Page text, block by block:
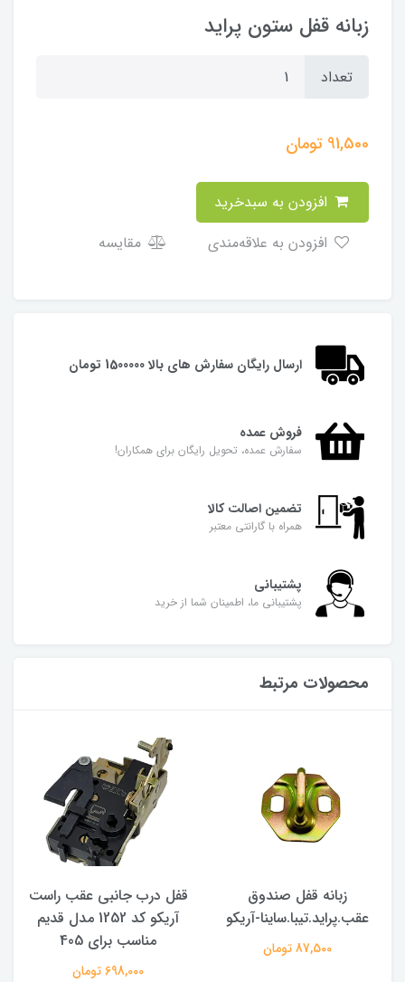
زبانه قفل ستون پراید
تعداد
91,500 تومان
مقایسه
ارسال رایگان سفارش های بالا 1500000 تومان
فروش عمده
سفارش عمده، تحویل رایگان برای همکاران!
تضمین اصالت کالا
همراه با گارانتی معتبر
پشتیبانی
پشتیبانی ما، اطمینان شما از خرید
محصولات مرتبط
زبانه قفل صندوق
عقب.پراید.تیبا.ساینا-آریکو
87,500 تومان
قفل درب جانبی عقب راست
آریکو کد 1252 مدل قدیم
مناسب برای 405
698,000 تومان